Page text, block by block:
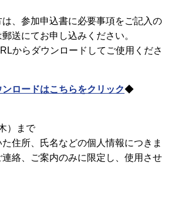
、参加申込書に必要事項をご記入の
送にてお申し込みください。
からダウンロードしてご使用くださ
ロードはこちらをクリック◆
）まで
住所、氏名などの個人情報につきま
絡、ご案内のみに限定し、使用させ